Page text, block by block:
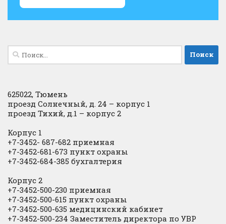
Найти:
625022, Тюмень
проезд Солнечный, д. 24 – корпус 1
проезд Тихий, д.1 – корпус 2
Корпус 1
+7-3452- 687-682 приемная
+7-3452-681-673 пункт охраны
+7-3452-684-385 бухгалтерия
Корпус 2
+7-3452-500-230 приемная
+7-3452-500-615 пункт охраны
+7-3452-500-635 медицинский кабинет
+7-3452-500-234 Заместитель директора по УВР